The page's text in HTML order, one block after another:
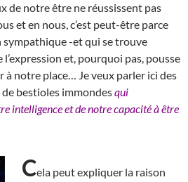
de notre être ne réussissent pas
et en nous, c’est peut-être parce
sympathique -et qui se trouve
et, pourquoi pas, pousse
à notre place… Je veux parler ici des
de bestioles immondesqui
intelligence et de notre capacité à être
Cela peut expliquer la raison